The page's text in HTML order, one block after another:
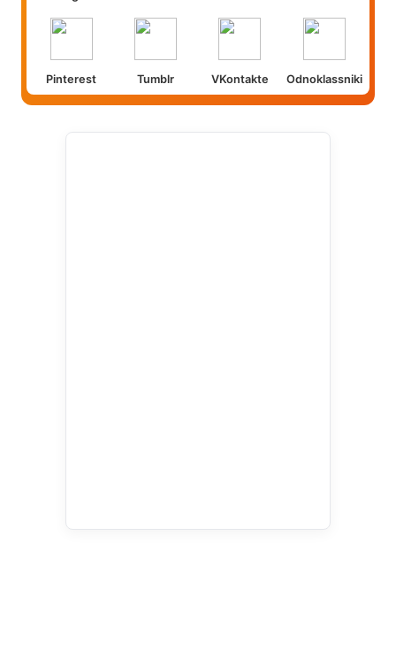
Pinterest Tumblr VKontakte Odnoklassniki